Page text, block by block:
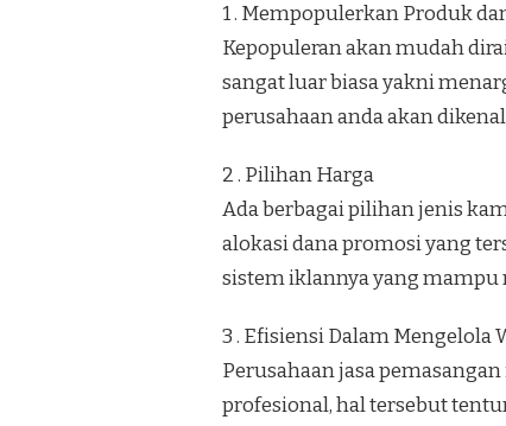
1 . Mempopulerkan Produk
Kepopuleran akan mudah
sangat luar biasa yakni
perusahaan anda akan
2 . Pilihan Harga
Ada berbagai pilihan jenis
alokasi dana promosi yang
sistem iklannya yang
3 . Efisiensi Dalam Mengelola
Perusahaan jasa
profesional, hal tersebut